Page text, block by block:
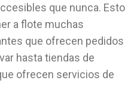
que nunca. Esto
a flote muchas
que ofrecen pedidos
hasta tiendas de
ofrecen servicios de